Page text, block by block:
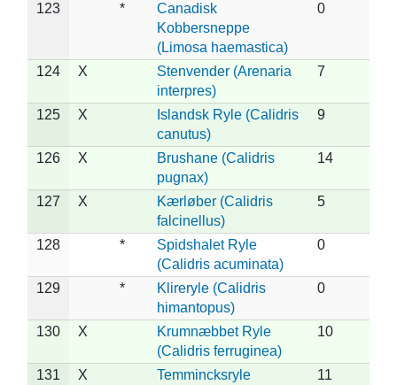
123 *
Canadisk
Kobbersneppe
(Limosa haemastica)
0
124 X
Stenvender (Arenaria
interpres)
7
125 X
Islandsk Ryle (Calidris
canutus)
9
126 X
Brushane (Calidris
pugnax)
14
127 X
Kærløber (Calidris
falcinellus)
5
128 *
Spidshalet Ryle
(Calidris acuminata)
0
129 *
Klireryle (Calidris
himantopus)
0
130 X
Krumnæbbet Ryle
(Calidris ferruginea)
10
131 X
Temmincksryle
11